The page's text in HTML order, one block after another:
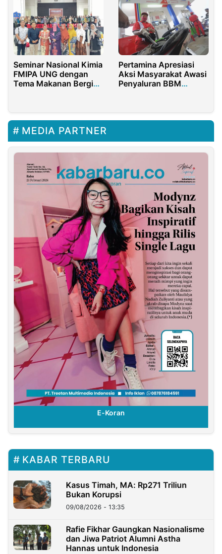
Seminar Nasional Kimia
FMIPA UNG dengan
Tema Makanan Bergizi
Pertamina Apresiasi
Aksi Masyarakat Awasi
Penyaluran BBM
MEDIA PARTNER
E-Koran
KABAR TERBARU
Kasus Timah, MA: Rp271 Triliun
Bukan Korupsi
09/08/2026 - 13:35
Rafie Fikhar Gaungkan Nasionalisme
dan Jiwa Patriot Alumni Astha
Hannas untuk Indonesia